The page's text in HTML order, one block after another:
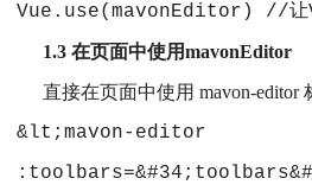
Vue.use(mavonEditor) //让
1.3 在页面中使用mavonEditor
直接在页面中使用 mavon-editor
&lt;mavon-editor